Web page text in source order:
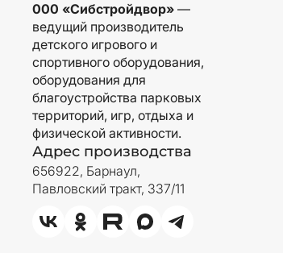
000 «Сибстройдвор» —
ведущий производитель
детского игрового и
спортивного оборудования,
оборудования для
благоустройства парковых
территорий, игр, отдыха и
физической активности.
Адрес производства
656922, Барнаул,
Павловский тракт, 337/11